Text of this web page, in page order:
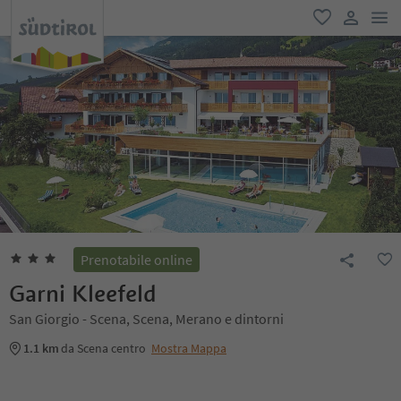
favoriti
user link
Prenotabile online
Garni Kleefeld
San Giorgio - Scena, Scena, Merano e dintorni
1.1 km da Scena centro Mostra Mappa